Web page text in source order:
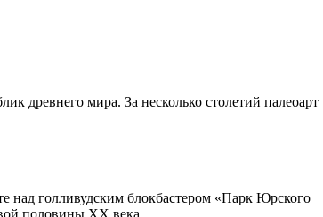
древнего мира. За несколько столетий палеоарт
над голливудским блокбастером «Парк Юрского
половины XX века.